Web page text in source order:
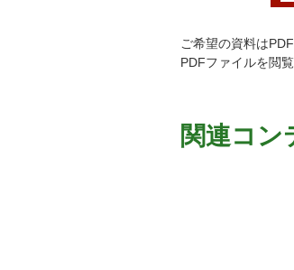
ご希望の資料は
PDFファイルを閲覧
関連コン